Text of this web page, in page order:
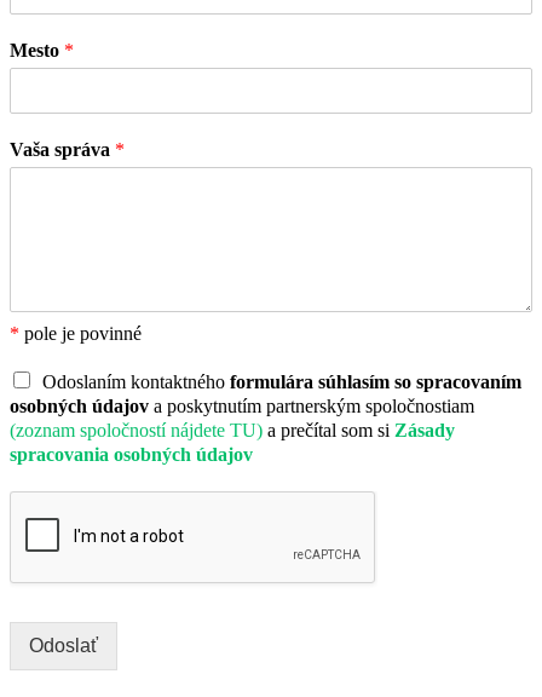
Mesto *
Vaša správa *
* pole je povinné
Odoslaním kontaktného formulára súhlasím so spracovaním
osobných údajov a poskytnutím partnerským spoločnostiam
(zoznam spoločností nájdete TU) a prečítal som si Zásady
spracovania osobných údajov
Odoslať